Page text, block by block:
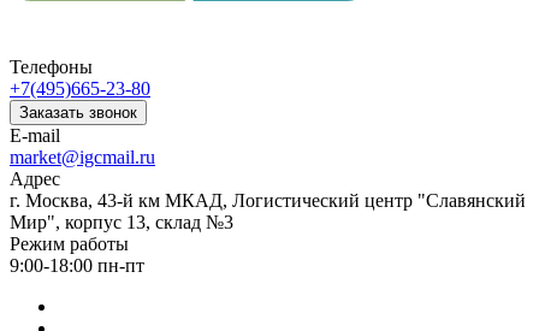
Телефоны
+7(495)665-23-80
Заказать звонок
E-mail
market@igcmail.ru
Адрес
г. Москва, 43-й км МКАД, Логистический центр "Славянский
Мир", корпус 13, склад №3
Режим работы
9:00-18:00 пн-пт